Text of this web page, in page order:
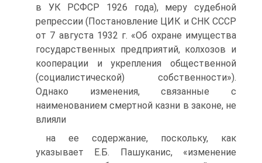
в УК РСФСР 1926 года), меру судебной
репрессии (Постановление ЦИК и СНК СССР
от 7 августа 1932 г. «Об охране имущества
государственных предприятий, колхозов и
кооперации и укрепления общественной
(социалистической) собственности»).
Однако изменения, связанные с
наименованием смертной казни в законе, не
влияли
на ее содержание, поскольку, как
указывает Е.Б. Пашуканис, «изменение